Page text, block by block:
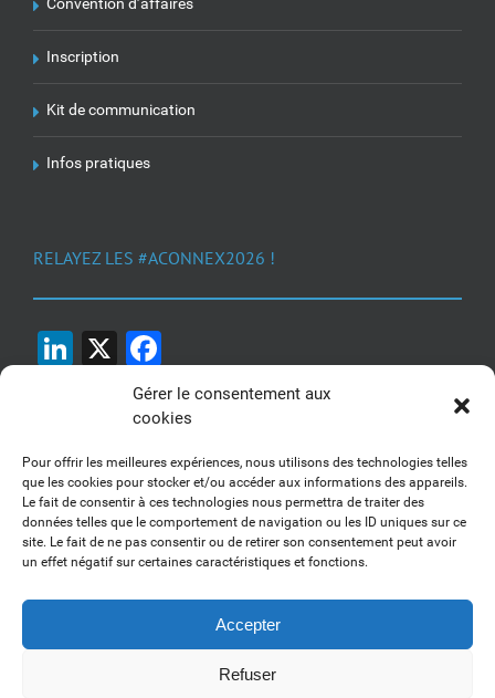
Gérer le consentement aux
cookies
Pour offrir les meilleures expériences, nous utilisons des technologies telles
que les cookies pour stocker et/ou accéder aux informations des appareils.
Le fait de consentir à ces technologies nous permettra de traiter des
données telles que le comportement de navigation ou les ID uniques sur ce
site. Le fait de ne pas consentir ou de retirer son consentement peut avoir
un effet négatif sur certaines caractéristiques et fonctions.
Accepter
Refuser
Inscription
Kit de communication
Infos pratiques
RELAYEZ LES #ACONNEX2026 !
LinkedIn
X
1, 2, 3... Buzzez !
Découvrez nos kits communication